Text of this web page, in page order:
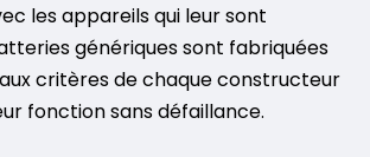
les appareils qui leur sont
génériques sont fabriquées
critères de chaque constructeur
fonction sans défaillance.